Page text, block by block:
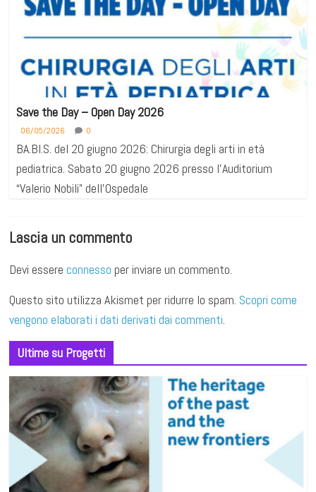
Save the Day – Open Day 2026
06/05/2026 0
BA.BI.S. del 20 giugno 2026: Chirurgia degli arti in età
pediatrica. Sabato 20 giugno 2026 presso l’Auditorium
“Valerio Nobili” dell’Ospedale
Lascia un commento
Devi essereconnesso per inviare un commento.
Questo sito utilizza Akismet per ridurre lo spam. Scopri come
vengono elaborati i dati derivati dai commenti
Ultime su Progetti